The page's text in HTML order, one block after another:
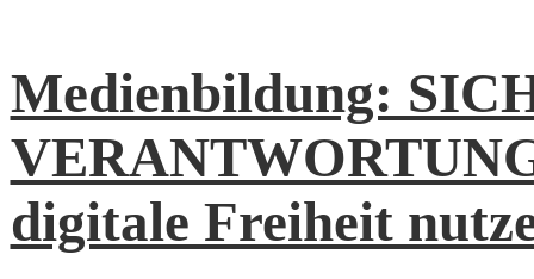
Medienbildung:
digitale Freiheit